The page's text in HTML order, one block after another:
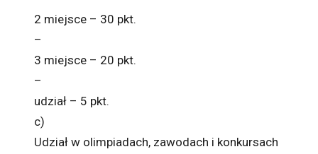
2 miejsce – 30 pkt.
–
3 miejsce – 20 pkt.
–
udział – 5 pkt.
c)
Udział w olimpiadach, zawodach i konkursach